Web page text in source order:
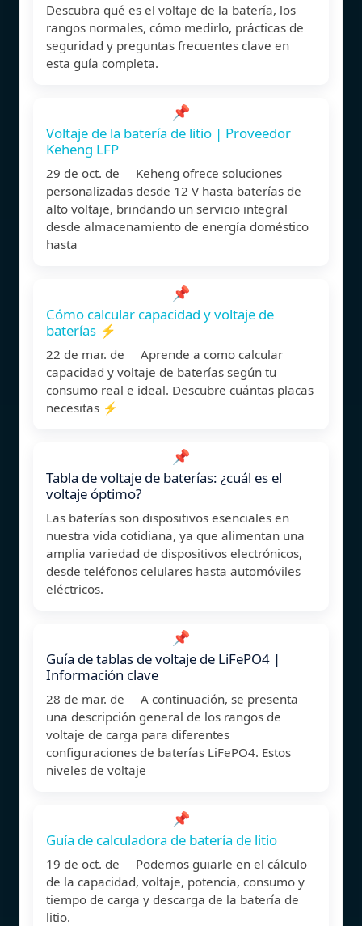
Descubra qué es el voltaje de la batería, los
rangos normales, cómo medirlo, prácticas de
seguridad y preguntas frecuentes clave en
esta guía completa.
📌
Voltaje de la batería de litio | Proveedor
Keheng LFP
29 de oct. de Keheng ofrece soluciones
personalizadas desde 12 V hasta baterías de
alto voltaje, brindando un servicio integral
desde almacenamiento de energía doméstico
hasta
📌
Cómo calcular capacidad y voltaje de
baterías ⚡
22 de mar. de Aprende a como calcular
capacidad y voltaje de baterías según tu
consumo real e ideal. Descubre cuántas placas
necesitas ⚡
📌
Tabla de voltaje de baterías: ¿cuál es el
voltaje óptimo?
Las baterías son dispositivos esenciales en
nuestra vida cotidiana, ya que alimentan una
amplia variedad de dispositivos electrónicos,
desde teléfonos celulares hasta automóviles
eléctricos.
📌
Guía de tablas de voltaje de LiFePO4 |
Información clave
28 de mar. de A continuación, se presenta
una descripción general de los rangos de
voltaje de carga para diferentes
configuraciones de baterías LiFePO4. Estos
niveles de voltaje
📌
Guía de calculadora de batería de litio
19 de oct. de Podemos guiarle en el cálculo
de la capacidad, voltaje, potencia, consumo y
tiempo de carga y descarga de la batería de
litio.